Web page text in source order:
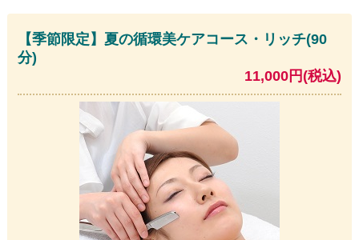
【季節限定】夏の循環美ケアコース・リッチ(90
分)
11,000円(税込)